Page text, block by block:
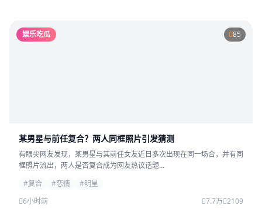
娱乐吃瓜 85
某男星与前任复合？两人同框照片引发猜测
有眼尖网友发现，某男星与其前任女友近日多次出现在同一场合，并有同
框照片流出，两人是否复合成为网友热议话题...
#复合
#恋情
#明星
6小时前
7.7万 2109